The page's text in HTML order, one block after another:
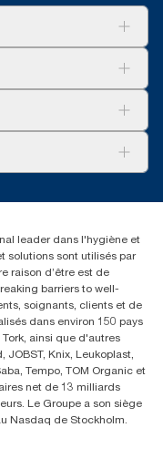
15:00
leader dans l'hygiène et
solutions sont utilisés par
raison d’être est de
barriers to well-
soignants, clients et de
dans environ 150 pays
ainsi que d'autres
Knix, Leukoplast,
Tempo, TOM Organic et
net de 13 milliards
Le Groupe a son siège
Nasdaq de Stockholm.